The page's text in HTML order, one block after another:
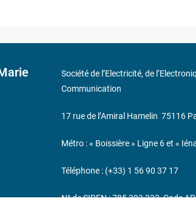
Société de l’Electricité, de
Communication
17 rue de l’Amiral Hamelin 75116
Métro : « Boissière » Ligne 6 et «
Téléphone : (+33) 1 56 90 37 17
N° de SIREN : 785 393 232, Code